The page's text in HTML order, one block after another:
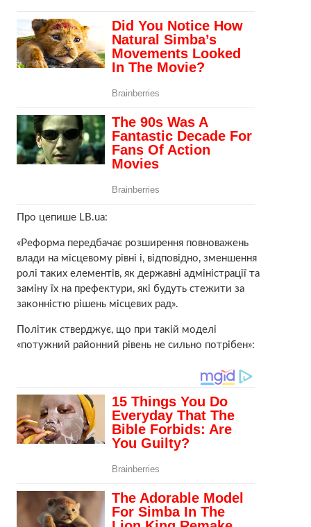
Про цепише LB.ua:
«Реформа передбачає розширення повноважень
влади на місцевому рівні і, відповідно, зменшення
ролі таких елементів, як державні адміністрації та
заміну їх на префектури, які будуть стежити за
законністю рішень місцевих рад».
Політик стверджує, що при такій моделі
«потужний районний рівень не сильно потрібен»: